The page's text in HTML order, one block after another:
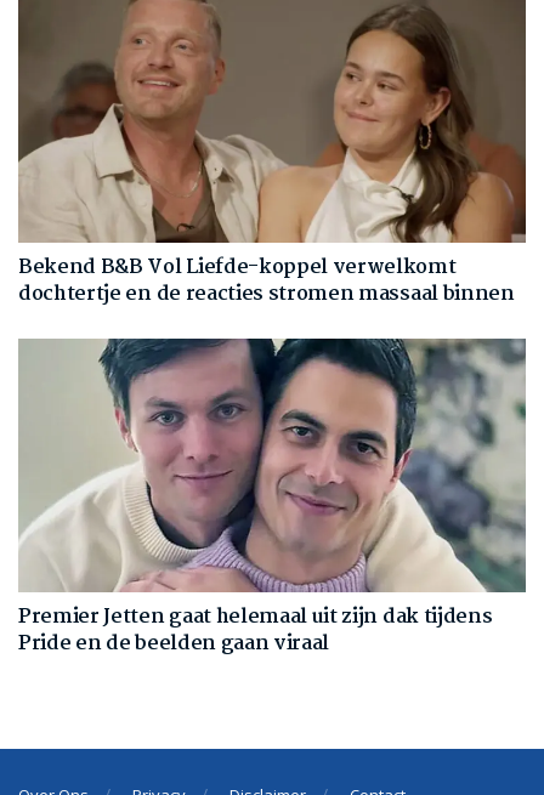
Bekend B&B Vol Liefde-koppel verwelkomt
dochtertje en de reacties stromen massaal binnen
Premier Jetten gaat helemaal uit zijn dak tijdens
Pride en de beelden gaan viraal